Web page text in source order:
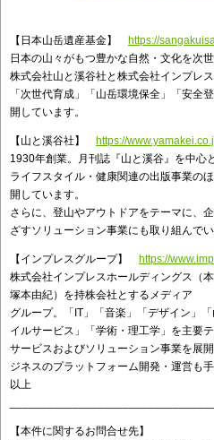
【日本山岳遺産基金】 https://
日本の山々がもつ豊かな自然・文化を次
株式会社山と溪谷社と株式会社インプレ
「次世代育成」「山岳環境保全」「安全
開しています。
【山と溪谷社】 https://
1930年創業。月刊誌『山と溪谷』を中心
ライフスタイル・健康関連の出版事業の
開しています。
さらに、登山やアウトドアをテーマに、
ざすソリューション事業にも取り組んでい
【インプレスグループ】 https://
株式会社インプレスホールディングス（
塚本由紀）を持株会社とするメディア
グループ。「IT」「音楽」「デザイン」
イルサービス」「学術・理工学」を主要
サービスおよびソリューション事業を展
ジネスのプラットフォーム開発・運営も手
以上
【本件に関するお問合せ先】